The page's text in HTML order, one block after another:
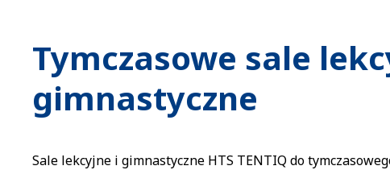
Tymczasowe sale
gimnastyczne
Sale lekcyjne i gimnastyczne HTS TENTIQ do